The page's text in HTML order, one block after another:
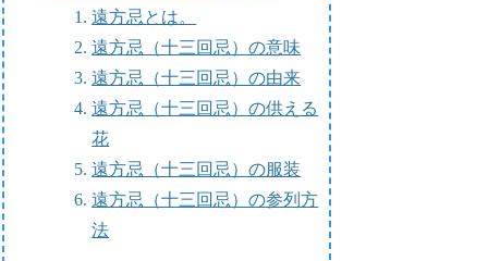
遠方忌とは。
遠方忌（十三回忌）の意味
遠方忌（十三回忌）の由来
遠方忌（十三回忌）の供える
花
遠方忌（十三回忌）の服装
遠方忌（十三回忌）の参列方
法